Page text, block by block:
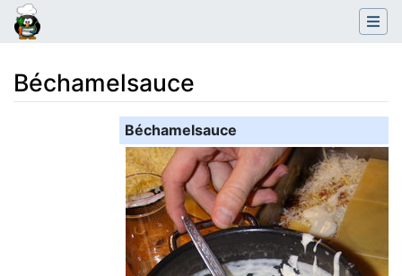
Béchamelsauce
Navigation,Suche
Béchamelsauce